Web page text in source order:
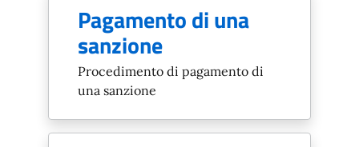
Pagamento di una
sanzione
Procedimento di pagamento di
una sanzione